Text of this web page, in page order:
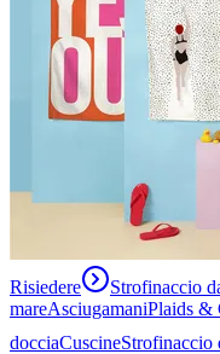
Risiedere Strofinaccio
mareAsciugamaniPlaids &
docciaCuscineStrofinaccio